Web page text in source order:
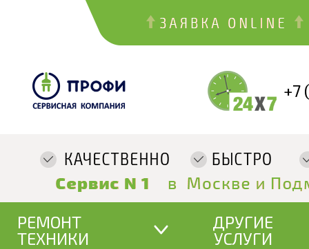
+7
РЕМОНТ
ТЕХНИКИ
ДРУГИЕ
УСЛУГИ